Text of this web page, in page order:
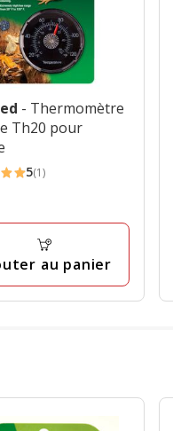
- Thermomètre
Th20 pour
5(1)
au panier